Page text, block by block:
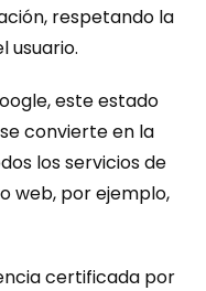
respetando la
usuario.
este estado
convierte en la
los servicios de
web, por ejemplo,
certificada por